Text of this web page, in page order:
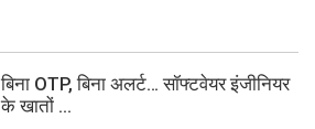
बिना OTP, बिना अलर्ट… सॉफ्टवेयर इंजीनियर
के खातों ...